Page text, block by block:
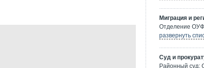
Миграция и
Отделение
развернуть
Суд и
Районный суд;